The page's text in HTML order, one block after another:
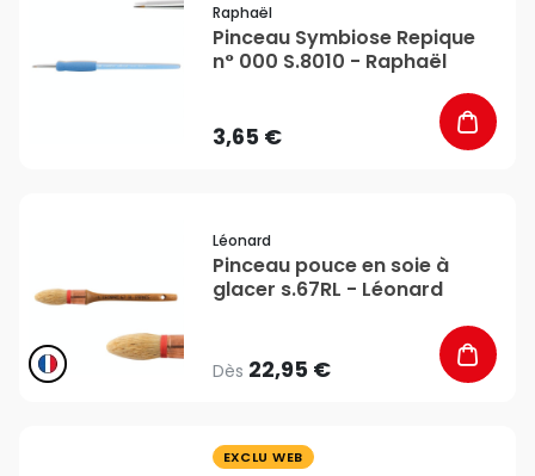
Raphaël
Pinceau Symbiose Repique
n° 000 S.8010 - Raphaël
3,65 €
Léonard
Pinceau pouce en soie à
glacer s.67RL - Léonard
Dès 22,95 €
EXCLU WEB